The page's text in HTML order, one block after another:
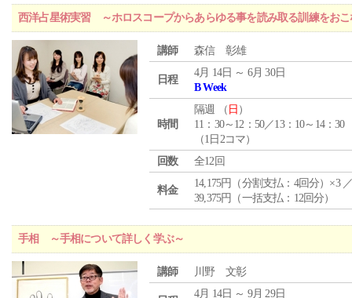
西洋占星術実習 ～ホロスコープからあらゆる事を読み取る訓練をおこ
講師 森信 彰雄
日程
4月 14日 ～ 6月 30日
B Week
時間
隔週 （ 日 ）
11：30～12：50／13：10～14：30
（1日2コマ）
回数
全12回
料金
14,175円（分割支払：4回分）×3
39,375円（一括支払：12回分）
手相 ～手相について詳しく学ぶ～
講師 川野 文彰
4月 14日 ～ 9月 29日